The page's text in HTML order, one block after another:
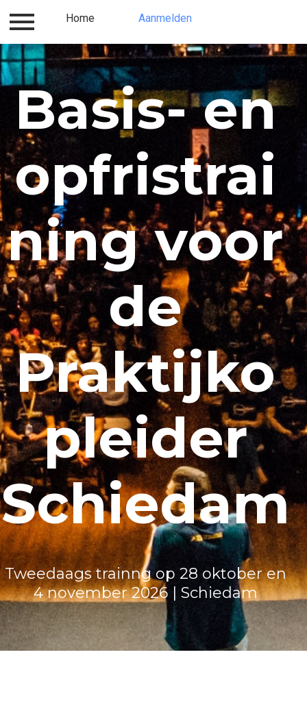
Over ons
Contact
Inloggen Home Aanmelden
Basis- en
opfristrai
ning voor
de
Praktijko
pleider
Schiedam
Tweedaags trainng op 28 oktober en
4 november 2026 | Schiedam